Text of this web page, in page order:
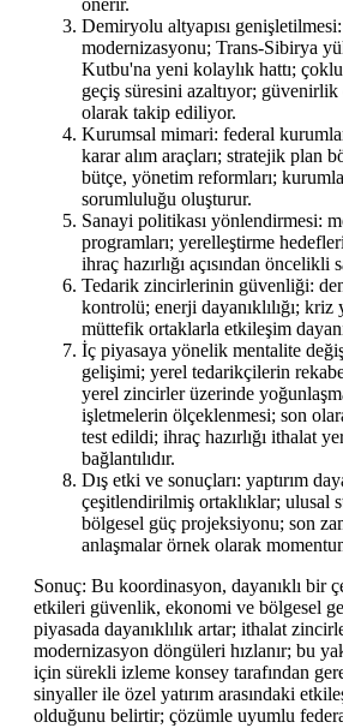
önerir.
Demiryolu altyapısı
modernizasyonu; Trans-Sibirya
Kutbu'na yeni kolaylık hattı;
geçiş süresini azaltıyor;
olarak takip ediliyor.
Kurumsal mimari: federal
karar alım araçları; stratejik plan
bütçe, yönetim reformları;
sorumluluğu oluşturur.
Sanayi politikası yönlendirmesi:
programları; yerelleştirme
ihraç hazırlığı açısından
Tedarik zincirlerinin güvenliği:
kontrolü; enerji dayanıklılığı; kriz
müttefik ortaklarla etkileşim
İç piyasaya yönelik mentalite
gelişimi; yerel tedarikçilerin
yerel zincirler üzerinde
işletmelerin ölçeklenmesi; son
test edildi; ihraç hazırlığı ithalat
bağlantılıdır.
Dış etki ve sonuçları: yaptırım
çeşitlendirilmiş ortaklıklar; ulusal
bölgesel güç projeksiyonu; son
anlaşmalar örnek olarak
Sonuç: Bu koordinasyon, dayanıklı bir
etkileri güvenlik, ekonomi ve bölgesel
piyasada dayanıklılık artar; ithalat
modernizasyon döngüleri hızlanır; bu
için sürekli izleme konsey tarafından
sinyaller ile özel yatırım arasındaki
olduğunu belirtir; çözümle uyumlu